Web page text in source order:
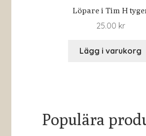
Löpare i Tim H
25.00 kr
Lägg i varukorg
Populära